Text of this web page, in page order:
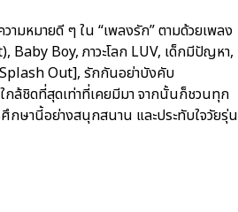
มหมายดี ๆ ใน “เพลงรัก” ตามด้วยเพลง
Boy, ภาวะโลก LUV, เด็กมีปัญหา,
Out], รักกันอย่าบังคับ
ล้ชิดที่สุดเท่าที่เคยมีมา จากนั้นก็ชวนทุก
กษานี้อย่างสนุกสนาน และประทับใจวัยรุ่น